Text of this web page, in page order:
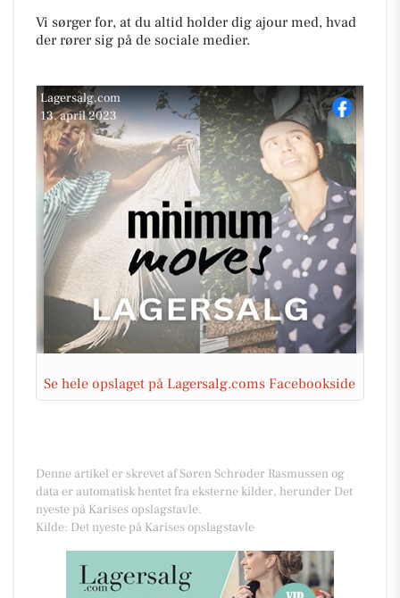
Vi sørger for, at du altid holder dig ajour med, hvad
der rører sig på de sociale medier.
Lagersalg.com
13. april 2023
Se hele opslaget på Lagersalg.coms Facebookside
Denne artikel er skrevet af Søren Schrøder Rasmussen og
data er automatisk hentet fra eksterne kilder, herunder Det
nyeste på Karises opslagstavle.
Kilde: Det nyeste på Karises opslagstavle